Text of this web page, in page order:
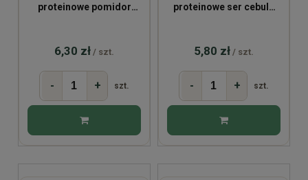
proteinowe pomidor
6,30 zł / szt.
- + szt.
proteinowe ser cebula
5,80 zł / szt.
- + szt.